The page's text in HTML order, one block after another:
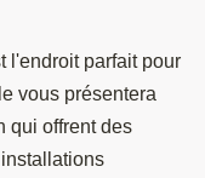
l'endroit parfait pour
vous présentera
qui offrent des